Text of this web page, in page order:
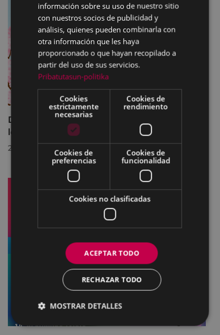
Disfruta en las vacaciones de primavera
leyendo y jugando
26/03/2026
información sobre su uso de nuestro sitio
con nuestros socios de publicidad y
análisis, quienes pueden combinarla con
otra información que les haya
proporcionado o que hayan recopilado a
partir del uso de sus servicios.
Pribatutasun-politika
Cookies
estrictamente
necesarias
Cookies de
rendimiento
Cookies de
preferencias
Cookies de
funcionalidad
Cookies no clasificadas
ACEPTAR TODO
RECHAZAR TODO
MOSTRAR DETALLES